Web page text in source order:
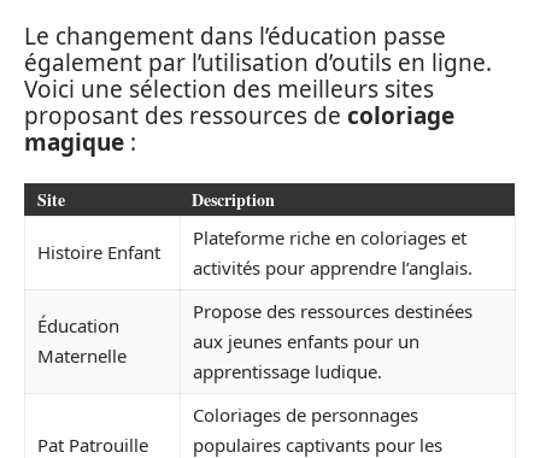
Le changement dans l’éducation passe
également par l’utilisation d’outils en ligne.
Voici une sélection des meilleurs sites
proposant des ressources de coloriage
magique :
Site Description
Histoire Enfant
Plateforme riche en coloriages et
activités pour apprendre l’anglais.
Éducation
Maternelle
Propose des ressources destinées
aux jeunes enfants pour un
apprentissage ludique.
Pat Patrouille
Coloriages de personnages
populaires captivants pour les